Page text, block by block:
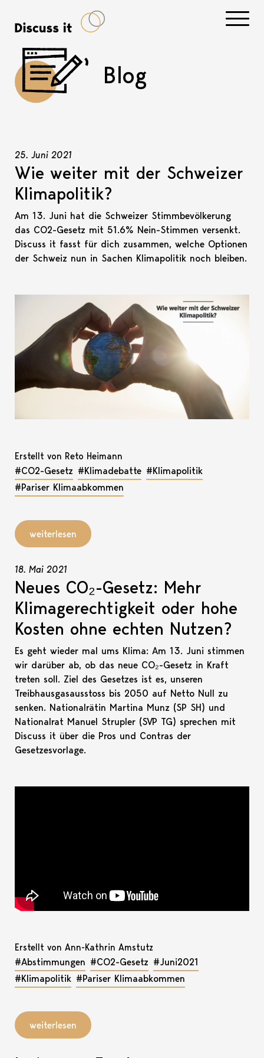
Blog
25. Juni 2021
Wie weiter mit der Schweizer
Klimapolitik?
Am 13. Juni hat die Schweizer Stimmbevölkerung
das CO2-Gesetz mit 51.6% Nein-Stimmen versenkt.
Discuss it fasst für dich zusammen, welche Optionen
der Schweiz nun in Sachen Klimapolitik noch bleiben.
Erstellt von Reto Heimann
#CO2-Gesetz #Klimadebatte #Klimapolitik
#Pariser Klimaabkommen
weiterlesen
18. Mai 2021
Neues CO₂-Gesetz: Mehr
Klimagerechtigkeit oder hohe
Kosten ohne echten Nutzen?
Es geht wieder mal ums Klima: Am 13. Juni stimmen
wir darüber ab, ob das neue CO₂-Gesetz in Kraft
treten soll. Ziel des Gesetzes ist es, unseren
Treibhausgasausstoss bis 2050 auf Netto Null zu
senken. Nationalrätin Martina Munz (SP SH) und
Nationalrat Manuel Strupler (SVP TG) sprechen mit
Discuss it über die Pros und Contras der
Gesetzesvorlage.
Erstellt von Ann-Kathrin Amstutz
#Abstimmungen #CO2-Gesetz #Juni2021
#Klimapolitik #Pariser Klimaabkommen
weiterlesen